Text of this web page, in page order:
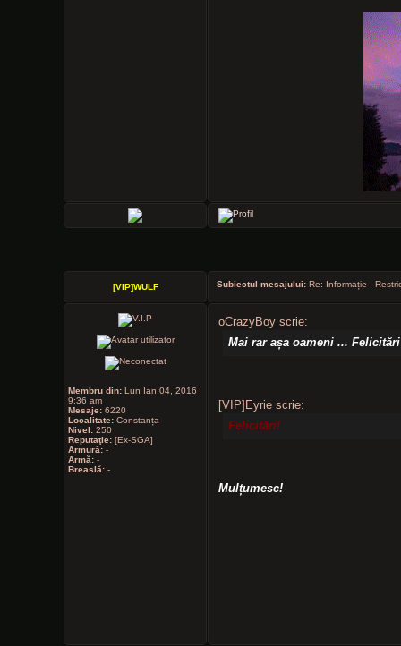
[VIP]WULF Subiectul mesajului: Re: Informație -
Membru din: Lun Ian 04, 2016
9:36 am
Mesaje: 6220
Localitate: Constanța
Nivel: 250
Reputaţie: [Ex-SGA]
Armură: -
Armă: -
Breaslă: -
oCrazyBoy scrie:
Mai rar așa oameni ...
[VIP]Eyrie scrie:
Felicitări!
Mulțumesc!